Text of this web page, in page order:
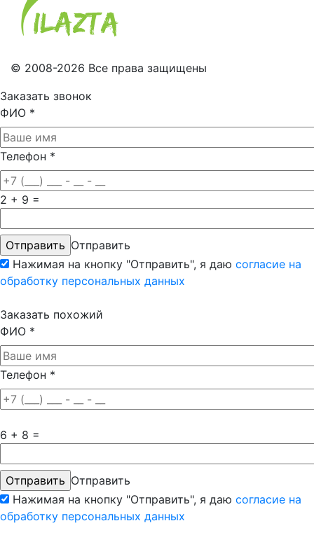
© 2008-2026 Все права защищены
Заказать звонок
ФИО *
Телефон *
2 + 9 =
Отправить
Нажимая на кнопку "Отправить", я даю согласие на
обработку персональных данных
Заказать похожий
ФИО *
Телефон *
6 + 8 =
Отправить
Нажимая на кнопку "Отправить", я даю согласие на
обработку персональных данных